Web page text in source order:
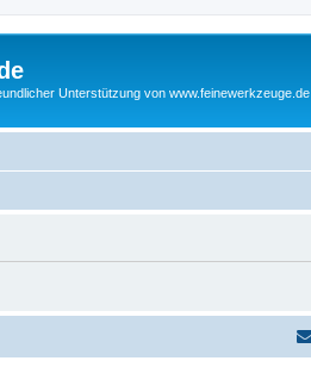
Unterstützung von www.feinewerkzeuge.de